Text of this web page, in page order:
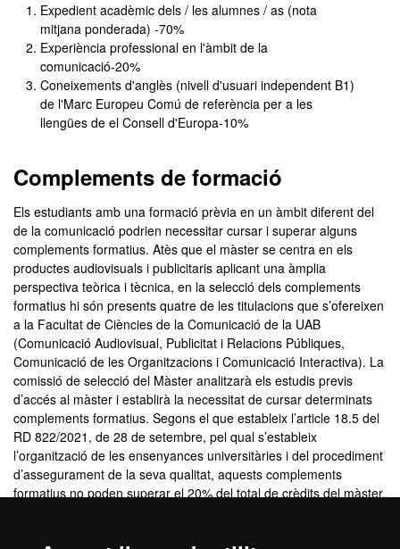
Expedient acadèmic dels / les alumnes / as (nota
mitjana ponderada) -70%
Experiència professional en l'àmbit de la
comunicació-20%
Coneixements d'anglès (nivell d'usuari independent B1)
de l'Marc Europeu Comú de referència per a les
llengües de el Consell d'Europa-10%
Complements de formació
Els estudiants amb una formació prèvia en un àmbit diferent del
de la comunicació podrien necessitar cursar i superar alguns
complements formatius. Atès que el màster se centra en els
productes audiovisuals i publicitaris aplicant una àmplia
perspectiva teòrica i tècnica, en la selecció dels complements
formatius hi són presents quatre de les titulacions que s’ofereixen
a la Facultat de Ciències de la Comunicació de la UAB
(Comunicació Audiovisual, Publicitat i Relacions Públiques,
Comunicació de les Organitzacions i Comunicació Interactiva). La
comissió de selecció del Màster analitzarà els estudis previs
d’accés al màster i establirà la necessitat de cursar determinats
complements formatius. Segons el que estableix l’article 18.5 del
RD 822/2021, de 28 de setembre, pel qual s’estableix
l’organització de les ensenyances universitàries i del procediment
d’assegurament de la seva qualitat, aquests complements
formatius no poden superar el 20% del total de crèdits del màster.